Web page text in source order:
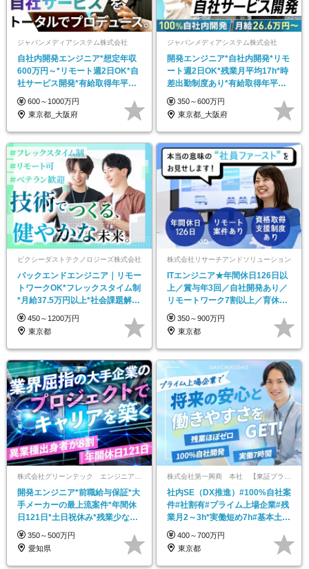
ジャパンメディアシステム株式会社
自社内開発エンジニア*想定年収
600万円～*リモート週2日OK*自
社サービス開発*有給取得年平均
16日
600～1000万円
東京都_大阪府
ジャパンメディアシステム株式会社
開発エンジニア*自社内開発*リモ
ート週2日OK*残業月平均17h*時
差出勤制度あり*有給取得年平均
16日
350～600万円
東京都_大阪府
ピクシーダストテクノロジーズ株式会社
バックエンドエンジニア｜リモー
トワークOK*フレックスタイム制
*月給37.5万円以上*社会課題解決
プロダクト
450～1200万円
東京都
株式会社リサーチアンドソリューション
ITエンジニア★年間休日126日以
上／賞与年3回／自社開発あり／
リモートワーク7割以上／育休取
得率100％
350～900万円
東京都
開発エンジニア*前職給与保証*大
手メーカーの最上流案件*年間休
日121日*土日祝休み*残業少なめ*
長期連休あり
350～500万円
愛知県
社内SE（DX推進）#100%自社案
件#社割有#プライム上場企業#残
業月2～3h*実働短め7h#基本土日
祝休み
400～700万円
東京都